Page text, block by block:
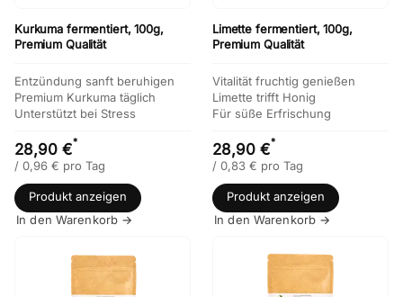
Kurkuma fermentiert, 100g,
Premium Qualität
Entzündung sanft beruhigen
Premium Kurkuma täglich
Unterstützt bei Stress
28,90 €*
/ 0,96 € pro Tag
Produkt anzeigen
In den Warenkorb →
Limette fermentiert, 100g,
Premium Qualität
Vitalität fruchtig genießen
Limette trifft Honig
Für süße Erfrischung
28,90 €*
/ 0,83 € pro Tag
Produkt anzeigen
In den Warenkorb →